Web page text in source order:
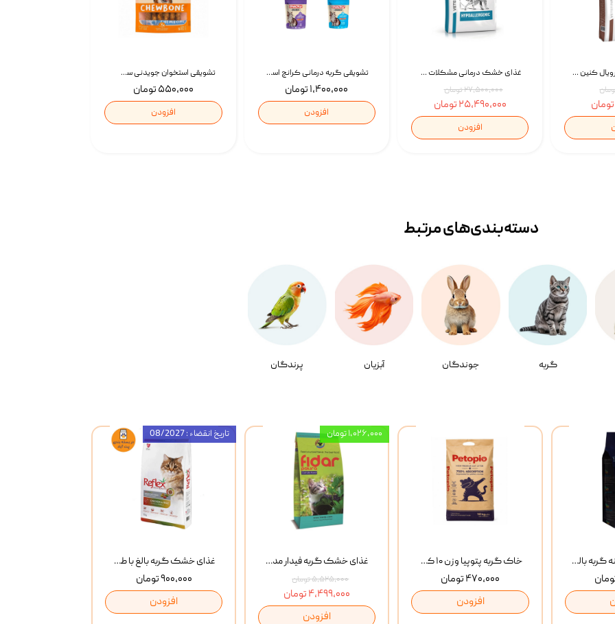
تشویقی استخوان جویدنی سگ اسنکی کرانچی با طعم مرغ Snacky Crunchy Munchy وزن 100 گرم
۵۵۰,۰۰۰ تومان
افزودن
تشویقی گربه درمانی کرانچ اسنکی با طعم میکس Snacky Crunch Cat Treats وزن 60 گرم بسته 4 عددی
۱,۴۰۰,۰۰۰ تومان
افزودن
غذای خشک درمانی مشکلات گوارشی سگ رویال کنین Royal Canin Hypoallergenic وزن 7 کیلوگرم | پت استوک
۲۷,۵۰۰,۰۰۰ تومان
۲۵,۴۹۰,۰۰۰ تومان
افزودن
غذای خشک گربه رویال کنین Gastrointestinal Fibre Response وزن 2 کیلوگرم | پت استوک
گربه جوندگان آبزیان پرندگان
دسته‌بندی‌‌های مرتبط
غذای خشک گربه بالغ با طعم مرغ و برنج رفلکس Reflex Multi Color Chicken And Rice وزن 1 کیلوگرم
۹۰۰,۰۰۰ تومان
افزودن
تاریخ انقضاء : 08/2027
غذای خشک گربه فیدار مدل Adult وزن 10 کیلوگرم
۵,۵۲۵,۰۰۰ تومان
۴,۴۹۹,۰۰۰ تومان
افزودن
۱,۰۲۶,۰۰۰ تومان
خاک گربه پتوپیا وزن ۱۰ کیلوگرم
۴۷۰,۰۰۰ تومان
افزودن
غذای خشک روزانه گربه بالغ مفید MoFeed Adult Daily Cat Food وزن 2 کیلوگرم